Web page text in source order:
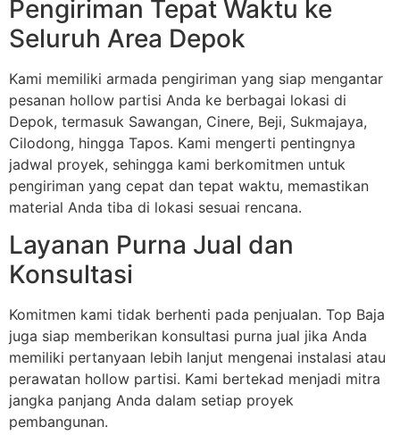
Pengiriman Tepat Waktu ke
Seluruh Area Depok
Kami memiliki armada pengiriman yang siap mengantar
pesanan hollow partisi Anda ke berbagai lokasi di
Depok, termasuk Sawangan, Cinere, Beji, Sukmajaya,
Cilodong, hingga Tapos. Kami mengerti pentingnya
jadwal proyek, sehingga kami berkomitmen untuk
pengiriman yang cepat dan tepat waktu, memastikan
material Anda tiba di lokasi sesuai rencana.
Layanan Purna Jual dan
Konsultasi
Komitmen kami tidak berhenti pada penjualan. Top Baja
juga siap memberikan konsultasi purna jual jika Anda
memiliki pertanyaan lebih lanjut mengenai instalasi atau
perawatan hollow partisi. Kami bertekad menjadi mitra
jangka panjang Anda dalam setiap proyek
pembangunan.